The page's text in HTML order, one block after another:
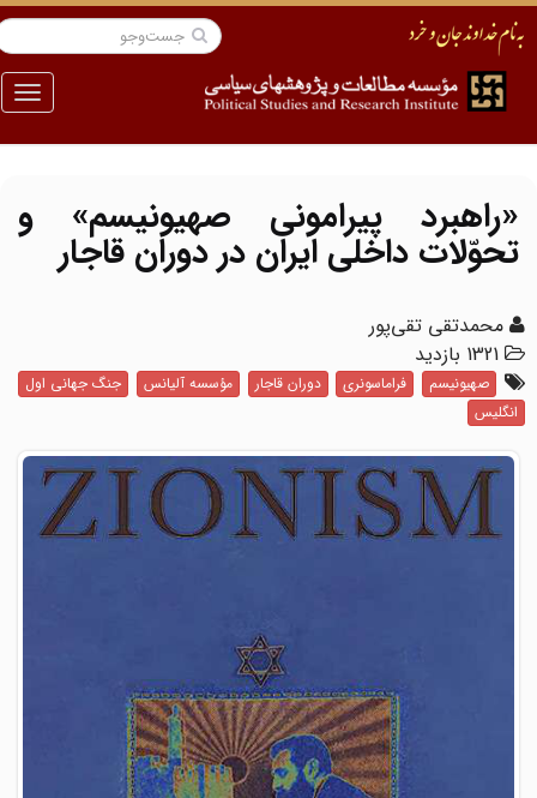
منو
«راهبرد پیرامونی صهیونیسم» و
تحوّلات داخلی ایران در دوران قاجار
محمدتقی تقی‌پور
1321 بازدید
صهیونیسم فراماسونری دوران قاجار مؤسسه آلیانس
جنگ جهانی اول
انگلیس